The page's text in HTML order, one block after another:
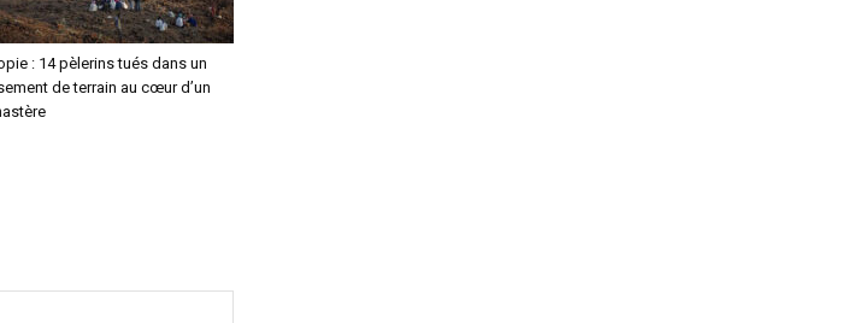
: 14 pèlerins tués dans un
de terrain au cœur d’un